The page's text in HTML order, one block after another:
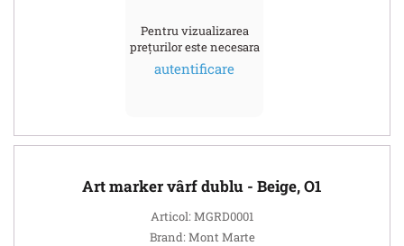
Pentru vizualizarea
prețurilor este necesara
autentificare
Art marker vârf dublu - Beige, O1
Articol: MGRD0001
Brand: Mont Marte